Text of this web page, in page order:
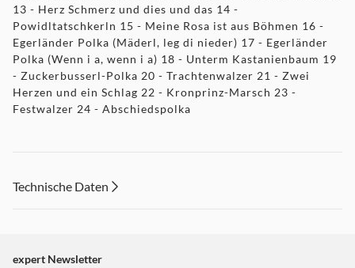
13 - Herz Schmerz und dies und das 14 -
Powidltatschkerln 15 - Meine Rosa ist aus Böhmen 16 -
Egerländer Polka (Mäderl, leg di nieder) 17 - Egerländer
Polka (Wenn i a, wenn i a) 18 - Unterm Kastanienbaum 19
- Zuckerbusserl-Polka 20 - Trachtenwalzer 21 - Zwei
Herzen und ein Schlag 22 - Kronprinz-Marsch 23 -
Festwalzer 24 - Abschiedspolka
Technische Daten
expert Newsletter